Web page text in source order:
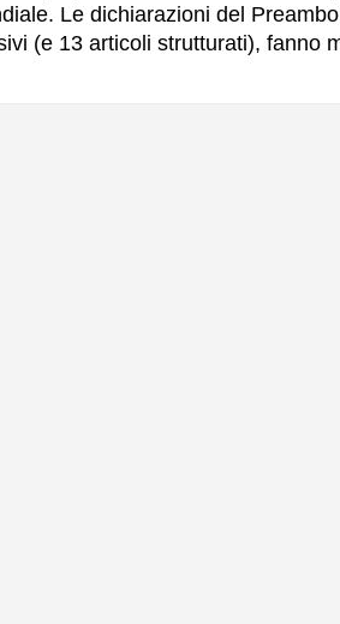
Le dichiarazioni del
(e 13 articoli strutturati), fanno